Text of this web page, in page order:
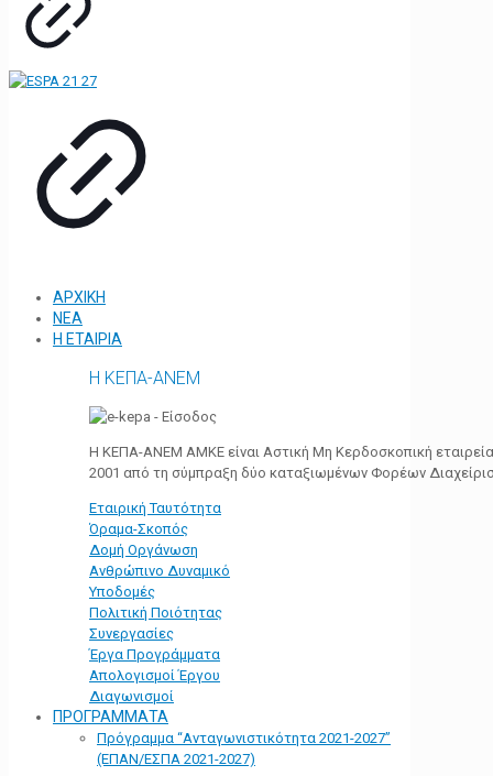
ΑΡΧΙΚΗ
ΝΕΑ
Η ΕΤΑΙΡΙΑ
Η ΚΕΠΑ-ΑΝΕΜ
Η ΚΕΠΑ-ΑΝΕΜ ΑΜΚΕ είναι Αστική Μη Κερδοσκοπική
2001 από τη σύμπραξη δύο καταξιωμένων Φορέων
Εταιρική Ταυτότητα
Όραμα-Σκοπός
Δομή Οργάνωση
Ανθρώπινο Δυναμικό
Υποδομές
Πολιτική Ποιότητας
Συνεργασίες
Έργα Προγράμματα
Απολογισμοί Έργου
Διαγωνισμοί
ΠΡΟΓΡΑΜΜΑΤΑ
Πρόγραμμα “Ανταγωνιστικότητα 2021-2027”
(ΕΠΑΝ/ΕΣΠΑ 2021-2027)